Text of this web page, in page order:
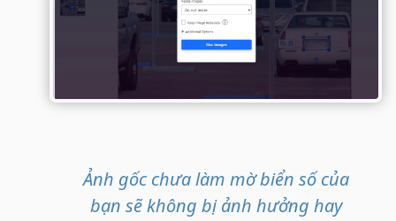
Ảnh gốc chưa làm mờ biển số của
bạn sẽ không bị ảnh hưởng hay